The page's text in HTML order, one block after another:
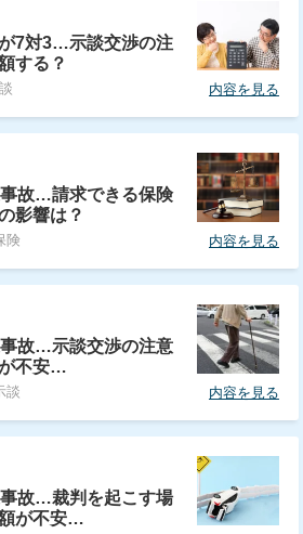
7対3…示談交渉の注
する？
内容を見る
故…請求できる保険
影響は？
険 内容を見る
故…示談交渉の注意
不安…
談 内容を見る
故…裁判を起こす場
が不安…